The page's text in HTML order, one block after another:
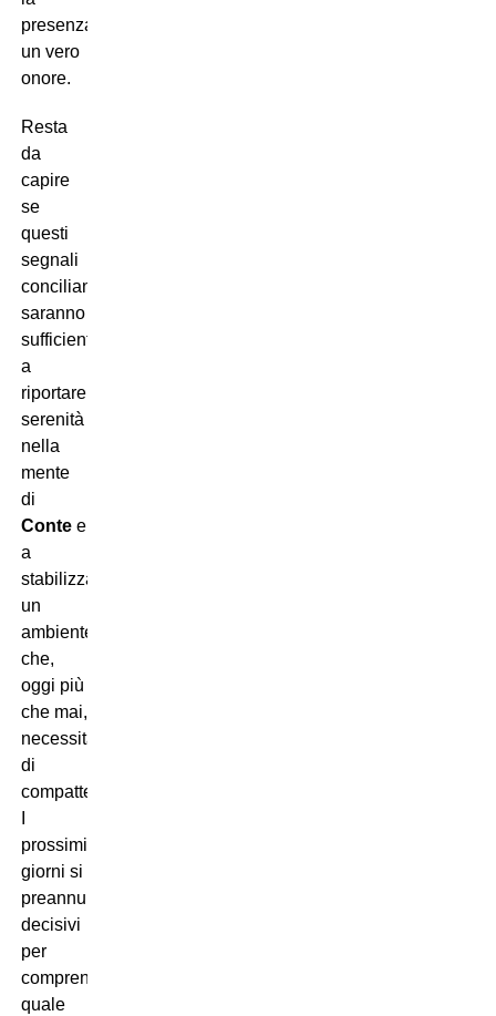
presenza
un vero
onore.
Resta
da
capire
se
questi
segnali
concilianti
saranno
sufficienti
a
riportare
serenità
nella
mente
di
Conte e
a
stabilizzare
un
ambiente
che,
oggi più
che mai,
necessita
di
compattezza.
prossimi
giorni si
preannunciano
decisivi
per
comprendere
quale